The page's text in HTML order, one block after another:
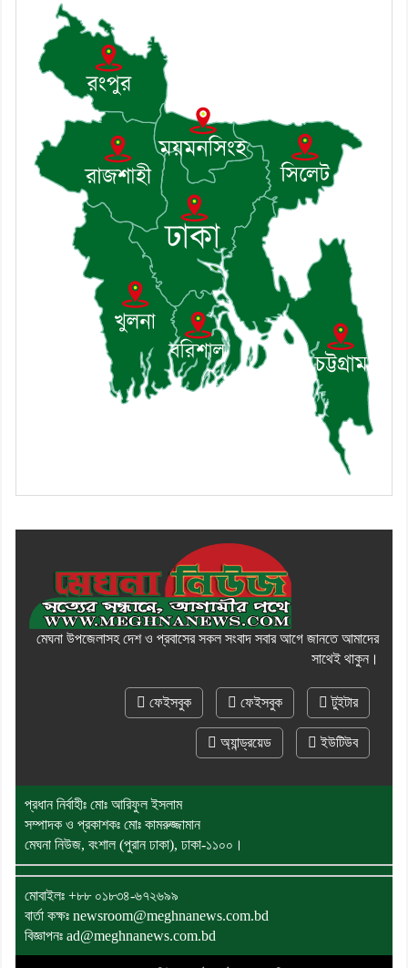
৮। দাউদকান্দিতে মুচি সম্প্রদায়ের খোঁজখবর
নিলেন ড. খন্দকার মারুফ হোসেন
৯। মেঘনায় আইন-শৃঙ্খলা কমিটির মাসিক
সভা অনুষ্ঠিত
১০। জাতীয় নেতা ড. খন্দকার মোশাররফ
হোসেনের মূল্যায়ন কোথায় এবং একটি
বিশ্লেষণ
মেঘনা উপজেলাসহ দেশ ও প্রবাসের সকল সংবাদ সবার আগে জানতে আমাদের
সাথেই থাকুন।
ফেইসবুক ফেইসবুক টুইটার
অ্যান্ড্রয়েড ইউটিউব
প্রধান নির্বাহীঃ মোঃ আরিফুল ইসলাম
সম্পাদক ও প্রকাশকঃ মোঃ কামরুজ্জামান
মেঘনা নিউজ, বংশাল (পুরান ঢাকা), ঢাকা-১১০০।
মোবাইলঃ +৮৮ ০১৮৩৪-৬৭২৬৯৯
বার্তা কক্ষঃ newsroom@meghnanews.com.bd
বিজ্ঞাপনঃ ad@meghnanews.com.bd